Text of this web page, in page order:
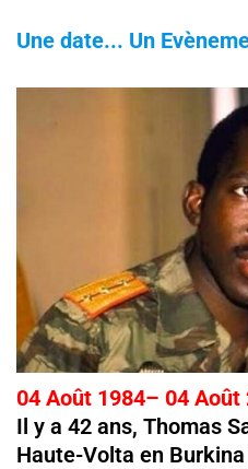
Une date... Un
04 Août 1984– 04 Août
Il y a 42 ans, Thomas
Haute-Volta en